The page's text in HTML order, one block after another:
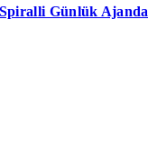
Günlük Ajanda